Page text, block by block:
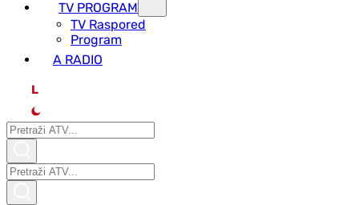
TV PROGRAM
ТV Raspored
Program
A RADIO
L